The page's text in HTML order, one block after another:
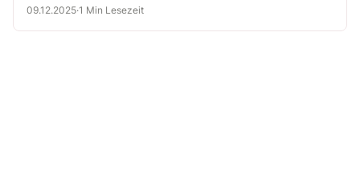
09.12.2025·1 Min Lesezeit